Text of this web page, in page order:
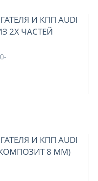
И КПП AUDI
2Х ЧАСТЕЙ
И КПП AUDI
(КОМПОЗИТ 8 ММ)